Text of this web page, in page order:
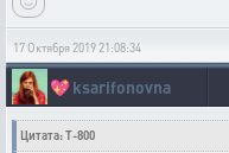
17 Октября 2019 21:08:34
💖ksarifonovna
Цитата: T-800